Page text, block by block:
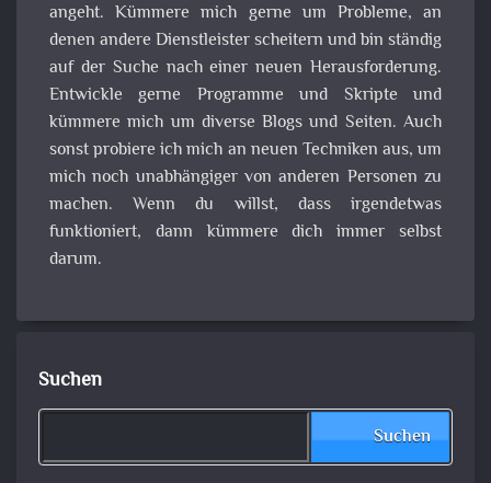
angeht. Kümmere mich gerne um Probleme, an
denen andere Dienstleister scheitern und bin ständig
auf der Suche nach einer neuen Herausforderung.
Entwickle gerne Programme und Skripte und
kümmere mich um diverse Blogs und Seiten. Auch
sonst probiere ich mich an neuen Techniken aus, um
mich noch unabhängiger von anderen Personen zu
machen. Wenn du willst, dass irgendetwas
funktioniert, dann kümmere dich immer selbst
darum.
Suchen
Suchen